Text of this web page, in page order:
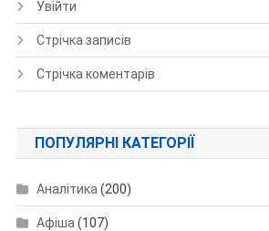
Увійти
Стрічка записів
Стрічка коментарів
ПОПУЛЯРНІ КАТЕГОРІЇ
Аналітика (200)
Афіша (107)